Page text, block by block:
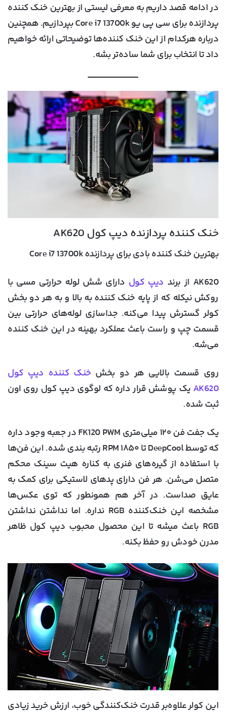
در ادامه قصد داریم به معرفی لیستی از بهترین خنک کننده
پردازنده برای سی پی یوCore i7 13700kبپردازیم. همچنین
درباره هرکدام از این خنک کننده‌ها توضیحاتی ارائه خواهیم
داد تا انتخاب برای شما ساده‌تر بشه.
خنک کننده پردازنده دیپ کول AK620
بهترین خنک کننده بادی برای پردازنده Core i7 13700k
AK620 از برند
دیپ کول دارای شش لوله حرارتی مسی با
روکش نیکله که از پایه خنک کننده به بالا و به هر دو بخش
کولر گسترش پیدا می‌کنه. جداسازی لوله‌های حرارتی بین
قسمت چپ و راست باعث عملکرد بهینه در این خنک کننده
می‌شه.
روی قسمت بالایی هر دو بخش خنک کننده دیپ کول
AK620 یک پوشش قرار داره که لوگوی دیپ کول روی اون
ثبت شده.
یک جفت فن ۱۲۰ میلی‌متری FK120 PWM در جعبه وجود داره
که توسط DeepCool تا ۱۸۵۰ RPM رتبه بندی شده. این فن‌ها
با استفاده از گیره‌های فنری به کناره هیت سینک محکم
متصل می‌شن. هر فن دارای پدهای لاستیکی برای کمک به
عایق صداست. در آخر هم همونطور که توی عکس‌ها
مشخصه این خنک‌کننده RGB نداره. اما نداشتن نداشتن
RGB باعث میشه تا این محصول محبوب دیپ کول ظاهر
مدرن خودش رو حفظ بکنه.
این کولر علاوه‌بر قدرت خنک‌کنندگی خوب، ارزش خرید زیادی